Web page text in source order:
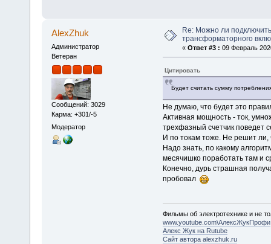
AlexZhuk
Администратор
Ветеран
Сообщений: 3029
Карма: +301/-5
Модератор
Re: Можно ли подключить
трансформаторного
« Ответ #3 : 09 Февраль
Цитировать
Будет считать сумму
Не думаю, что будет это
Активная мощность - ток,
трехфазный счетчик поведет
И по токам тоже. Не решит ли,
Надо знать, по какому
месячишко поработать там и
Конечно, дурь страшная
пробовал
Фильмы об электротехнике и не
www.youtube.com\АлексЖукПрофи
Алекс Жук на Rutube
Сайт автора alexzhuk.ru